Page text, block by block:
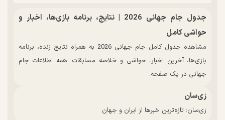
جدول جام جهانی 2026 | نتایج، برنامه بازی‌ها، اخبار و
حواشی کامل
مشاهده جدول کامل جام جهانی 2026 به همراه نتایج زنده، برنامه
بازی‌ها، آخرین اخبار، حواشی و خلاصه مسابقات. همه اطلاعات جام
جهانی در یک صفحه.
زی‌سان
زی‌سان: تازه‌ترین خبرها از ایران و جهان